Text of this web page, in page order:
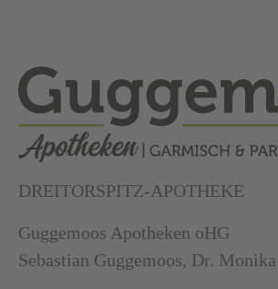
DREITORSPITZ-APOTHEKE
Guggemoos Apotheken oHG
Sebastian Guggemoos, Dr.